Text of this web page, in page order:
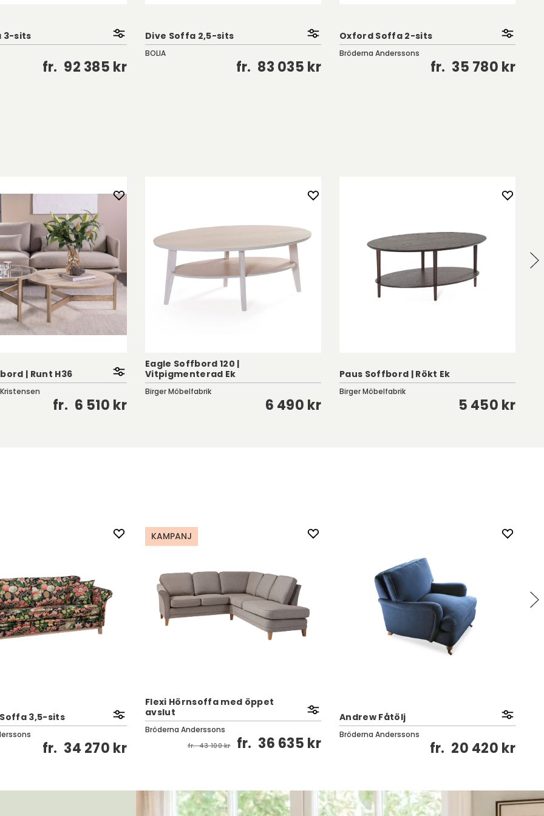
3-sits
fr. 92 385 kr
Dive Soffa 2,5-sits
BOLIA
fr. 83 035 kr
Oxford Soffa 2-sits
Bröderna Anderssons
fr. 35 780 kr
| Runt H36
fr. 6 510 kr
Eagle Soffbord 120 |
Vitpigmenterad Ek
Birger Möbelfabrik
6 490 kr
Paus Soffbord | Rökt Ek
Birger Möbelfabrik
5 450 kr
3,5-sits
fr. 34 270 kr
KAMPANJ
Flexi Hörnsoffa med öppet
avslut
Bröderna Anderssons
fr. 43 100 kr fr. 36 635 kr
Andrew Fåtölj
Bröderna Anderssons
fr. 20 420 kr